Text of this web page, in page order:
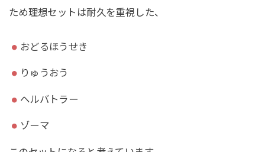
ため理想セットは耐久を重視した、
おどるほうせき
りゅうおう
ヘルバトラー
ゾーマ